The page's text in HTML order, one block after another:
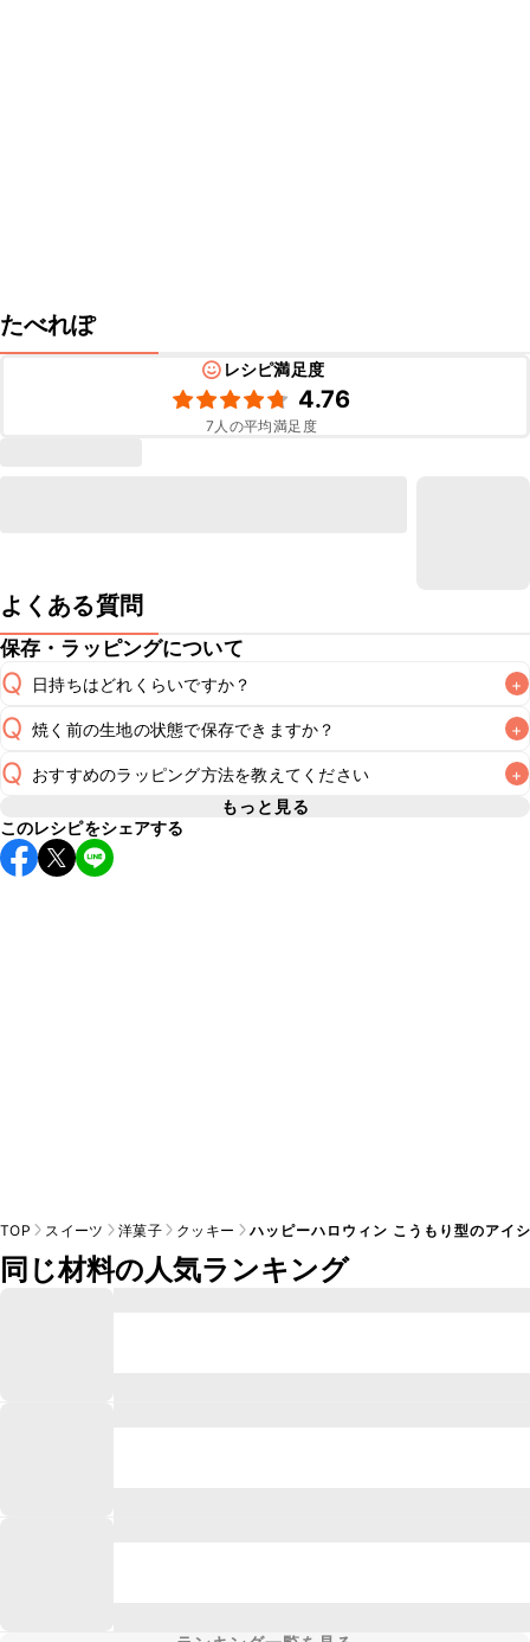
たべれぽ
レシピ満足度
4.76
7 人の平均満足度
よくある質問
保存・ラッピングについて
Q 日持ちはどれくらいですか？ +
A
常温保存で2~3日が目安です。アイシングでデコレーション
をした場合は冷蔵保存で当日中を目安に、なるべくお早めに
Q 焼く前の生地の状態で保存できますか？ +
焼く前の生地の保存期間は冷蔵で当日中、冷凍で1週間が目安
です。冷凍保存した場合は冷蔵庫で自然解凍し、生地が扱い
Q おすすめのラッピング方法を教えてください +
A こちら
もっと見る
このレシピをシェアする
TOP スイーツ 洋菓子 クッキー ハッピーハロウィン こうもり型のアイ
同じ材料の人気ランキング